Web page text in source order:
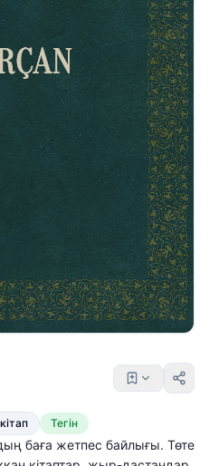
Тегін
баға жетпес байлығы. Төте